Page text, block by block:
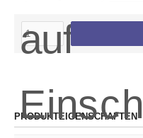
PRODUKTEIGENSCHAFTEN